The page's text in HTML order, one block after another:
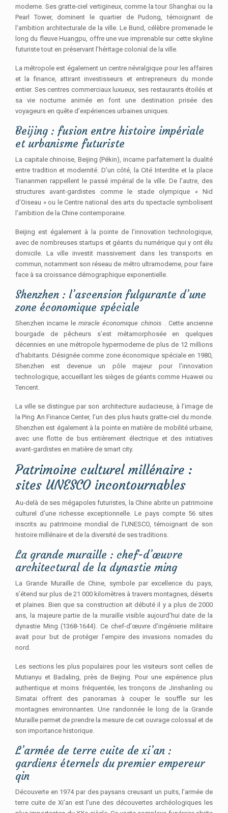
moderne. Ses gratte-ciel vertigineux, comme la tour Shanghai ou la
Pearl Tower, dominent le quartier de Pudong, témoignant de
l’ambition architecturale de la ville. Le Bund, célèbre promenade le
long du fleuve Huangpu, offre une vue imprenable sur cette skyline
futuriste tout en préservant l’héritage colonial de la ville.
La métropole est également un centre névralgique pour les affaires
et la finance, attirant investisseurs et entrepreneurs du monde
entier. Ses centres commerciaux luxueux, ses restaurants étoilés et
sa vie nocturne animée en font une destination prisée des
voyageurs en quête d’expériences urbaines uniques.
Beijing : fusion entre histoire impériale
et urbanisme futuriste
La capitale chinoise, Beijing (Pékin), incarne parfaitement la dualité
entre tradition et modernité. D’un côté, la Cité Interdite et la place
Tiananmen rappellent le passé impérial de la ville. De l’autre, des
structures avant-gardistes comme le stade olympique « Nid
d’Oiseau » ou le Centre national des arts du spectacle symbolisent
l’ambition de la Chine contemporaine.
Beijing est également à la pointe de l’innovation technologique,
avec de nombreuses startups et géants du numérique qui y ont élu
domicile. La ville investit massivement dans les transports en
commun, notamment son réseau de métro ultramoderne, pour faire
face à sa croissance démographique exponentielle.
Shenzhen : l’ascension fulgurante d’une
zone économique spéciale
Shenzhen incarne lemiracle économique chinois . Cette ancienne
bourgade de pêcheurs s’est métamorphosée en quelques
décennies en une métropole hypermoderne de plus de 12 millions
d’habitants. Désignée comme zone économique spéciale en 1980,
Shenzhen est devenue un pôle majeur pour l’innovation
technologique, accueillant les sièges de géants comme Huawei ou
Tencent.
La ville se distingue par son architecture audacieuse, à l’image de
la Ping An Finance Center, l’un des plus hauts gratte-ciel du monde.
Shenzhen est également à la pointe en matière de mobilité urbaine,
avec une flotte de bus entièrement électrique et des initiatives
avant-gardistes en matière de smart city.
Patrimoine culturel millénaire :
sites UNESCO incontournables
Au-delà de ses mégapoles futuristes, la Chine abrite un patrimoine
culturel d’une richesse exceptionnelle. Le pays compte 56 sites
inscrits au patrimoine mondial de l’UNESCO, témoignant de son
histoire millénaire et de la diversité de ses traditions.
La grande muraille : chef-d’œuvre
architectural de la dynastie ming
La Grande Muraille de Chine, symbole par excellence du pays,
s’étend sur plus de 21 000 kilomètres à travers montagnes, déserts
et plaines. Bien que sa construction ait débuté il y a plus de 2000
ans, la majeure partie de la muraille visible aujourd’hui date de la
dynastie Ming (1368-1644). Ce chef-d’œuvre d’ingénierie militaire
avait pour but de protéger l’empire des invasions nomades du
nord.
Les sections les plus populaires pour les visiteurs sont celles de
Mutianyu et Badaling, près de Beijing. Pour une expérience plus
authentique et moins fréquentée, les tronçons de Jinshanling ou
Simatai offrent des panoramas à couper le souffle sur les
montagnes environnantes. Une randonnée le long de la Grande
Muraille permet de prendre la mesure de cet ouvrage colossal et de
son importance historique.
L’armée de terre cuite de xi’an :
gardiens éternels du premier empereur
qin
Découverte en 1974 par des paysans creusant un puits, l’armée de
terre cuite de Xi’an est l’une des découvertes archéologiques les